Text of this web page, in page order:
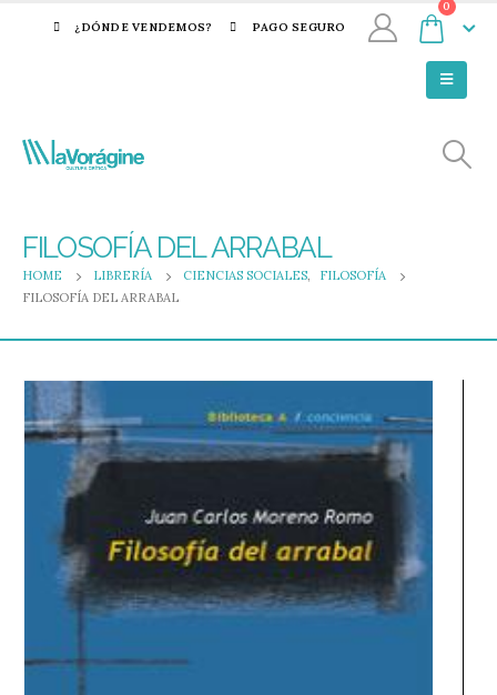
¿DÓNDE VENDEMOS? PAGO SEGURO
0
FILOSOFÍA DEL ARRABAL
HOME LIBRERÍA CIENCIAS SOCIALES,
FILOSOFÍA
FILOSOFÍA DEL ARRABAL